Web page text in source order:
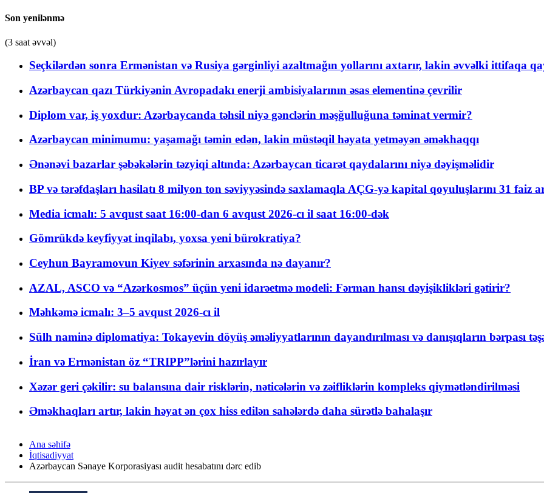
Son yenilənmə
(3 saat əvvəl)
Seçkilərdən sonra Ermənistan və Rusiya gərginliyi azaltmağın yollarını axtarır, lakin əvvəlki ittifaqa
Azərbaycan qazı Türkiyənin Avropadakı enerji ambisiyalarının əsas elementinə çevrilir
Diplom var, iş yoxdur: Azərbaycanda təhsil niyə gənclərin məşğulluğuna təminat vermir?
Azərbaycan minimumu: yaşamağı təmin edən, lakin müstəqil həyata yetməyən əməkhaqqı
Ənənəvi bazarlar şəbəkələrin təzyiqi altında: Azərbaycan ticarət qaydalarını niyə dəyişməlidir
BP və tərəfdaşları hasilatı 8 milyon ton səviyyəsində saxlamaqla AÇG-yə kapital qoyuluşlarını 31 faiz
Media icmalı: 5 avqust saat 16:00-dan 6 avqust 2026-cı il saat 16:00-dək
Gömrükdə keyfiyyət inqilabı, yoxsa yeni bürokratiya?
Ceyhun Bayramovun Kiyev səfərinin arxasında nə dayanır?
AZAL, ASCO və “Azərkosmos” üçün yeni idarəetmə modeli: Fərman hansı dəyişiklikləri gətirir?
Məhkəmə icmalı: 3–5 avqust 2026-cı il
Sülh naminə diplomatiya: Tokayevin döyüş əməliyyatlarının dayandırılması və danışıqların bərpası
İran və Ermənistan öz “TRIPP”lərini hazırlayır
Xəzər geri çəkilir: su balansına dair risklərin, nəticələrin və zəifliklərin kompleks qiymətləndirilməsi
Əməkhaqları artır, lakin həyat ən çox hiss edilən sahələrdə daha sürətlə bahalaşır
Ana səhifə
İqtisadiyyat
Azərbaycan Sənaye Korporasiyası audit hesabatını dərc edib